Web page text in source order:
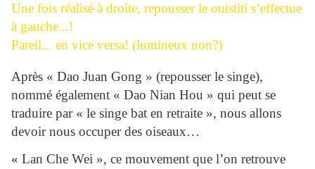
Une fois réalisé à droite, repousser le ouistiti s’effectue
à gauche...!
Pareil... en vice versa! (lumineux non?)
Après « Dao Juan Gong » (repousser le singe),
nommé également « Dao Nian Hou » qui peut se
traduire par « le singe bat en retraite », nous allons
devoir nous occuper des oiseaux…
« Lan Che Wei », ce mouvement que l’on retrouve